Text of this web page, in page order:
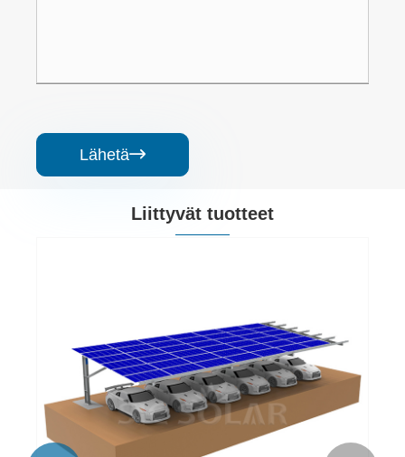
Lähetä
Liittyvät tuotteet